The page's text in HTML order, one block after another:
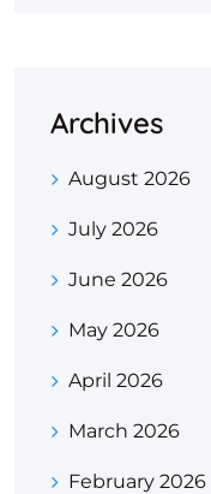
Archives
August 2026
July 2026
June 2026
May 2026
April 2026
March 2026
February 2026